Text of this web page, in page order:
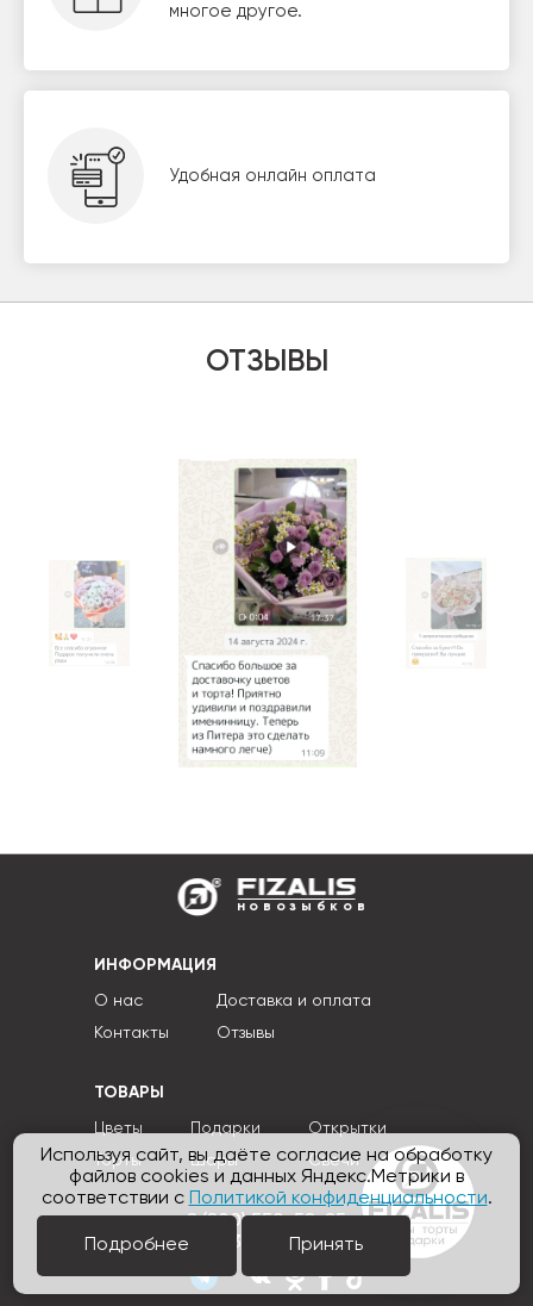
Используя сайт, вы даёте согласие на обработку
файлов cookies и данных Яндекс.Метрики в
соответствии с
Политикой конфиденциальности.
Подробнее Принять
многое другое.
Удобная онлайн оплата
ОТЗЫВЫ
новозыбков
ИНФОРМАЦИЯ
О нас
Контакты
Доставка и оплата
Отзывы
ТОВАРЫ
Цветы
Торты
Подарки
Шары
Открытки
Свечи
8 (800) 550-58-85
7 (953) 277-77-89